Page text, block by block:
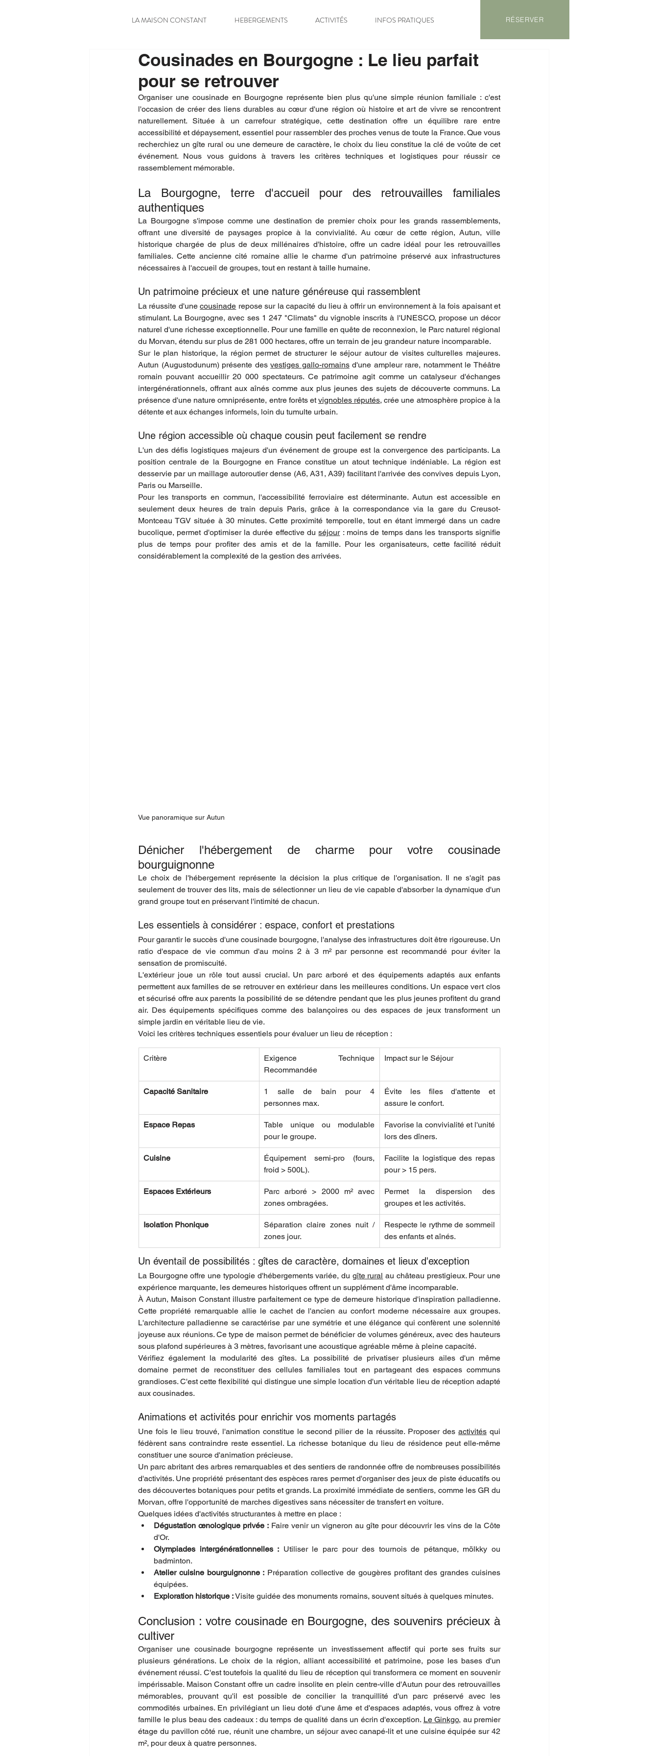
LA MAISON CONSTANT HEBERGEMENTS ACTIVITÉS INFOS PRATIQUES RÉSERVER
Cousinades en Bourgogne : Le lieu parfait
pour se retrouver
Organiser une cousinade en Bourgogne représente bien plus qu'une simple réunion familiale : c'est
l'occasion de créer des liens durables au cœur d'une région où histoire et art de vivre se rencontrent
naturellement. Située à un carrefour stratégique, cette destination offre un équilibre rare entre
accessibilité et dépaysement, essentiel pour rassembler des proches venus de toute la France. Que vous
recherchiez un gîte rural ou une demeure de caractère, le choix du lieu constitue la clé de voûte de cet
événement. Nous vous guidons à travers les critères techniques et logistiques pour réussir ce
rassemblement mémorable.
La Bourgogne, terre d'accueil pour des retrouvailles familiales
authentiques
La Bourgogne s'impose comme une destination de premier choix pour les grands rassemblements,
offrant une diversité de paysages propice à la convivialité. Au cœur de cette région, Autun, ville
historique chargée de plus de deux millénaires d'histoire, offre un cadre idéal pour les retrouvailles
familiales. Cette ancienne cité romaine allie le charme d'un patrimoine préservé aux infrastructures
nécessaires à l'accueil de groupes, tout en restant à taille humaine.
Un patrimoine précieux et une nature généreuse qui rassemblent
La réussite d'une cousinade repose sur la capacité du lieu à offrir un environnement à la fois apaisant et
stimulant. La Bourgogne, avec ses 1 247 "Climats" du vignoble inscrits à l'UNESCO, propose un décor
naturel d'une richesse exceptionnelle. Pour une famille en quête de reconnexion, le Parc naturel régional
du Morvan, étendu sur plus de 281 000 hectares, offre un terrain de jeu grandeur nature incomparable.
Sur le plan historique, la région permet de structurer le séjour autour de visites culturelles majeures.
Autun (Augustodunum) présente des vestiges gallo-romains d'une ampleur rare, notamment le Théâtre
romain pouvant accueillir 20 000 spectateurs. Ce patrimoine agit comme un catalyseur d'échanges
intergénérationnels, offrant aux aînés comme aux plus jeunes des sujets de découverte communs. La
présence d'une nature omniprésente, entre forêts et vignobles réputés, crée une atmosphère propice à la
détente et aux échanges informels, loin du tumulte urbain.
Une région accessible où chaque cousin peut facilement se rendre
L'un des défis logistiques majeurs d'un événement de groupe est la convergence des participants. La
position centrale de la Bourgogne en France constitue un atout technique indéniable. La région est
desservie par un maillage autoroutier dense (A6, A31, A39) facilitant l'arrivée des convives depuis Lyon,
Paris ou Marseille.
Pour les transports en commun, l'accessibilité ferroviaire est déterminante. Autun est accessible en
seulement deux heures de train depuis Paris, grâce à la correspondance via la gare du Creusot-
Montceau TGV située à 30 minutes. Cette proximité temporelle, tout en étant immergé dans un cadre
bucolique, permet d'optimiser la durée effective du séjour : moins de temps dans les transports signifie
plus de temps pour profiter des amis et de la famille. Pour les organisateurs, cette facilité réduit
considérablement la complexité de la gestion des arrivées.
Vue panoramique sur Autun
Dénicher l'hébergement de charme pour votre cousinade
bourguignonne
Le choix de l'hébergement représente la décision la plus critique de l'organisation. Il ne s'agit pas
seulement de trouver des lits, mais de sélectionner un lieu de vie capable d'absorber la dynamique d'un
grand groupe tout en préservant l'intimité de chacun.
Les essentiels à considérer : espace, confort et prestations
Pour garantir le succès d'une cousinade bourgogne, l'analyse des infrastructures doit être rigoureuse. Un
ratio d'espace de vie commun d'au moins 2 à 3 m² par personne est recommandé pour éviter la
sensation de promiscuité.
L'extérieur joue un rôle tout aussi crucial. Un parc arboré et des équipements adaptés aux enfants
permettent aux familles de se retrouver en extérieur dans les meilleures conditions. Un espace vert clos
et sécurisé offre aux parents la possibilité de se détendre pendant que les plus jeunes profitent du grand
air. Des équipements spécifiques comme des balançoires ou des espaces de jeux transforment un
simple jardin en véritable lieu de vie.
Voici les critères techniques essentiels pour évaluer un lieu de réception :
Critère
Exigence Technique
Recommandée
Impact sur le Séjour
Capacité Sanitaire
1 salle de bain pour 4
personnes max.
Évite les files d'attente et
assure le confort.
Espace Repas
Table unique ou modulable
pour le groupe.
Favorise la convivialité et l'unité
lors des dîners.
Cuisine
Équipement semi-pro (fours,
froid > 500L).
Facilite la logistique des repas
pour > 15 pers.
Espaces Extérieurs
Parc arboré > 2000 m² avec
zones ombragées.
Permet la dispersion des
groupes et les activités.
Isolation Phonique
Séparation claire zones nuit /
zones jour.
Respecte le rythme de sommeil
des enfants et aînés.
Un éventail de possibilités : gîtes de caractère, domaines et lieux d'exception
La Bourgogne offre une typologie d'hébergements variée, du gîte rural au château prestigieux. Pour une
expérience marquante, les demeures historiques offrent un supplément d'âme incomparable.
À Autun, Maison Constant illustre parfaitement ce type de demeure historique d'inspiration palladienne.
Cette propriété remarquable allie le cachet de l'ancien au confort moderne nécessaire aux groupes.
L'architecture palladienne se caractérise par une symétrie et une élégance qui confèrent une solennité
joyeuse aux réunions. Ce type de maison permet de bénéficier de volumes généreux, avec des hauteurs
sous plafond supérieures à 3 mètres, favorisant une acoustique agréable même à pleine capacité.
Vérifiez également la modularité des gîtes. La possibilité de privatiser plusieurs ailes d'un même
domaine permet de reconstituer des cellules familiales tout en partageant des espaces communs
grandioses. C'est cette flexibilité qui distingue une simple location d'un véritable lieu de réception adapté
aux cousinades.
Animations et activités pour enrichir vos moments partagés
Une fois le lieu trouvé, l'animation constitue le second pilier de la réussite. Proposer des activités qui
fédèrent sans contraindre reste essentiel. La richesse botanique du lieu de résidence peut elle-même
constituer une source d'animation précieuse.
Un parc abritant des arbres remarquables et des sentiers de randonnée offre de nombreuses possibilités
d'activités. Une propriété présentant des espèces rares permet d'organiser des jeux de piste éducatifs ou
des découvertes botaniques pour petits et grands. La proximité immédiate de sentiers, comme les GR du
Morvan, offre l'opportunité de marches digestives sans nécessiter de transfert en voiture.
Quelques idées d'activités structurantes à mettre en place :
Dégustation œnologique privée : Faire venir un vigneron au gîte pour découvrir les vins de la Côte
d'Or.
Olympiades intergénérationnelles : Utiliser le parc pour des tournois de pétanque, mölkky ou
badminton.
Atelier cuisine bourguignonne : Préparation collective de gougères profitant des grandes cuisines
équipées.
Exploration historique : Visite guidée des monuments romains, souvent situés à quelques minutes.
Conclusion : votre cousinade en Bourgogne, des souvenirs précieux à
cultiver
Organiser une cousinade bourgogne représente un investissement affectif qui porte ses fruits sur
plusieurs générations. Le choix de la région, alliant accessibilité et patrimoine, pose les bases d'un
événement réussi. C'est toutefois la qualité du lieu de réception qui transformera ce moment en souvenir
impérissable. Maison Constant offre un cadre insolite en plein centre-ville d'Autun pour des retrouvailles
mémorables, prouvant qu'il est possible de concilier la tranquillité d'un parc préservé avec les
commodités urbaines. En privilégiant un lieu doté d'une âme et d'espaces adaptés, vous offrez à votre
famille le plus beau des cadeaux : du temps de qualité dans un écrin d'exception. Le Ginkgo, au premier
étage du pavillon côté rue, réunit une chambre, un séjour avec canapé-lit et une cuisine équipée sur 42
m², pour deux à quatre personnes.